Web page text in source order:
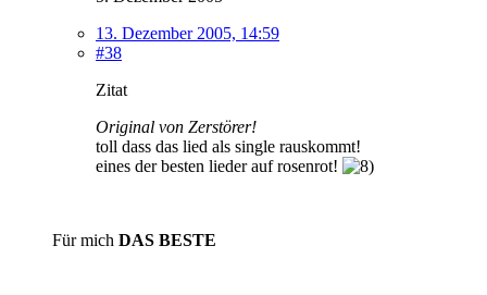
13. Dezember 2005, 14:59
#38
Zitat
Original von Zerstörer!
toll dass das lied als single rauskommt!
eines der besten lieder auf rosenrot!
Für mich DAS BESTE